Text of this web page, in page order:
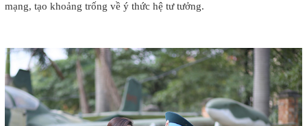
mạng, tạo khoảng trống về ý thức hệ tư tưởng.